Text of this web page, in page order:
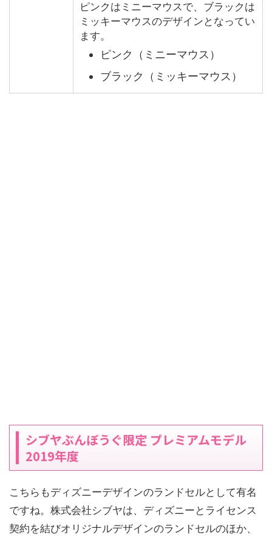
ピンクはミニーマウスで、ブラックは
ミッキーマウスのデザインとなってい
ます。
ピンク（ミニーマウス）
ブラック（ミッキーマウス）
シブヤぶんぼうぐ限定 プレミアムモデル
2019年度
こちらもディズニーデザインのランドセルとして有名
ですね。株式会社シブヤは、ディズニーとライセンス
契約を結びオリジナルデザインのランドセルのほか、